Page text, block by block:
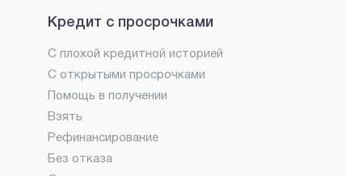
Кредит с просрочками
С плохой кредитной историей
С открытыми просрочками
Помощь в получении
Взять
Рефинансирование
Без отказа